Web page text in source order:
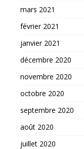
mars 2021
février 2021
janvier 2021
décembre 2020
novembre 2020
octobre 2020
septembre 2020
août 2020
juillet 2020